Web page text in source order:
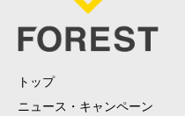
トップ
ニュース・キャンペーン